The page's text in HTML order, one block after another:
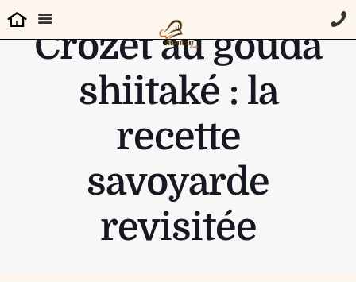
Crozet au gouda
shiitaké : la
recette
savoyarde
revisitée